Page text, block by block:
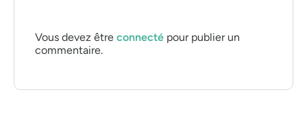
Vous devez être connecté pour publier un
commentaire.